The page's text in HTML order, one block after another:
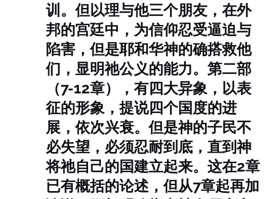
训。但以理与他三个朋友，在外
邦的宫廷中，为信仰忍受逼迫与
陷害，但是耶和华神的确搭救他
们，显明祂公义的能力。 第二部
（7-12章），有四大异象，以表
征的形象，提说四个国度的进
展，依次兴衰。但是神的子民不
必失望，必须忍耐到底，直到神
将祂自己的国建立起来。这在2章
已有概括的论述，但从7章起再加